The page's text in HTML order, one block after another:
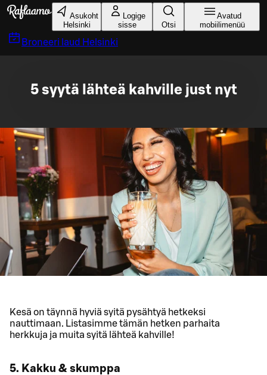
Liigu peamise sisu juurde
Asukoht
Helsinki
Logige
sisse
Otsi
Avatud
mobiilimenüü
Broneeri laud Helsinki
5 syytä lähteä kahville just nyt
Kesä on täynnä hyviä syitä pysähtyä hetkeksi
nauttimaan. Listasimme tämän hetken parhaita
herkkuja ja muita syitä lähteä kahville!
5. Kakku & skumppa